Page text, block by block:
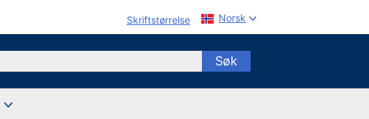
Skriftstørrelse Norsk
Søk